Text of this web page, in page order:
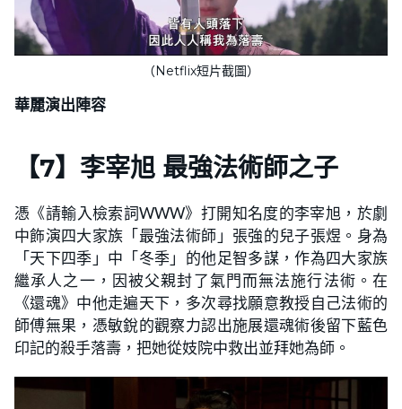
（Netflix短片截圖）
華麗演出陣容
【7】 李宰旭 最強法術師之子
憑《請輸入檢索詞WWW》打開知名度的李宰旭，於劇
中飾演四大家族「最強法術師」張強的兒子張煜。身為
「天下四季」中「冬季」的他足智多謀，作為四大家族
繼承人之一，因被父親封了氣門而無法施行法術。在
《還魂》中他走遍天下，多次尋找願意教授自己法術的
師傅無果，憑敏銳的觀察力認出施展還魂術後留下藍色
印記的殺手落壽，把她從妓院中救出並拜她為師。